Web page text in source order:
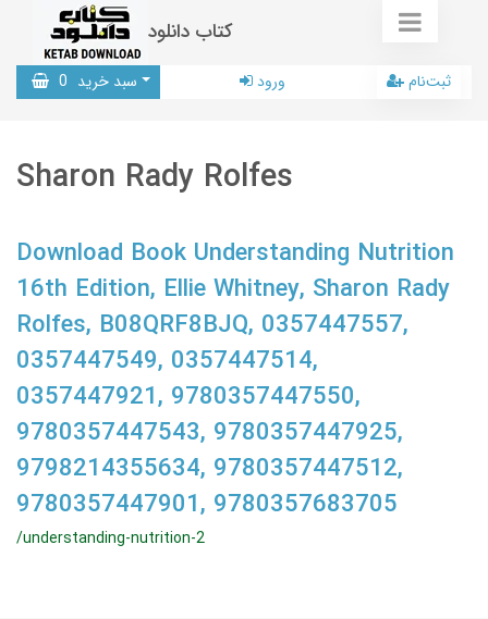
کتاب دانلود
سبد خرید 0 ورود ثبت‌نام
Sharon Rady Rolfes
Download Book Understanding Nutrition
16th Edition, Ellie Whitney, Sharon Rady
Rolfes, B08QRF8BJQ, 0357447557,
0357447549, 0357447514,
0357447921, 9780357447550,
9780357447543, 9780357447925,
9798214355634, 9780357447512,
9780357447901, 9780357683705
/understanding-nutrition-2